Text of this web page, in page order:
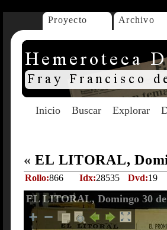
Proyecto Archivo
Inicio Buscar Explorar
« EL LITORAL,
Rollo:866 Idx:28535 Dvd:19
EL LITORAL, Domingo 30